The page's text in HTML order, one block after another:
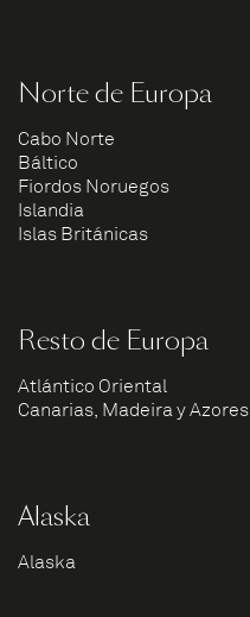
Norte de Europa
Cabo Norte
Báltico
Fiordos Noruegos
Islandia
Islas Británicas
Resto de Europa
Atlántico Oriental
Canarias, Madeira y Azores
Alaska
Alaska